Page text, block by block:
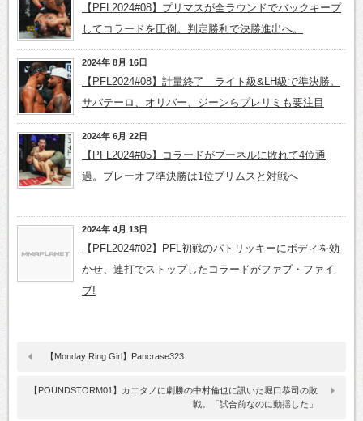
【PFL2024#08】プリマスが全ラウンドでバックキープ
してコラードを圧倒。判定勝利で決勝進出へ。
2024年 8月 16日
【PFL2024#08】計量終了 ライト級&LH級で準決勝。
サバテーロ、オリバー、ジーンらプレリミも要注目
2024年 6月 22日
【PFL2024#05】コラードがブーネルに敗れて4位通
過。プレーオフ準決勝は1位プリムスと対戦へ
2024年 4月 13日
【PFL2024#02】PFL初戦のパトリッキーにボディを効
かせ、連打でストップしたコラードがファブ・ファイ
ブ!
【Monday Ring Girl】Pancrase323
【POUNDSTORM01】カエタノに劇勝の中村倫也に訊いた堀口恭司の敗
戦。「試合前なのに動揺した」